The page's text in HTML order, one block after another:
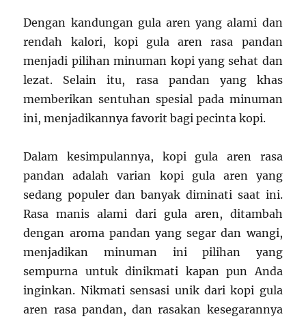
Dengan kandungan gula aren yang alami dan
rendah kalori, kopi gula aren rasa pandan
menjadi pilihan minuman kopi yang sehat dan
lezat. Selain itu, rasa pandan yang khas
memberikan sentuhan spesial pada minuman
ini, menjadikannya favorit bagi pecinta kopi.
Dalam kesimpulannya, kopi gula aren rasa
pandan adalah varian kopi gula aren yang
sedang populer dan banyak diminati saat ini.
Rasa manis alami dari gula aren, ditambah
dengan aroma pandan yang segar dan wangi,
menjadikan minuman ini pilihan yang
sempurna untuk dinikmati kapan pun Anda
inginkan. Nikmati sensasi unik dari kopi gula
aren rasa pandan, dan rasakan kesegarannya